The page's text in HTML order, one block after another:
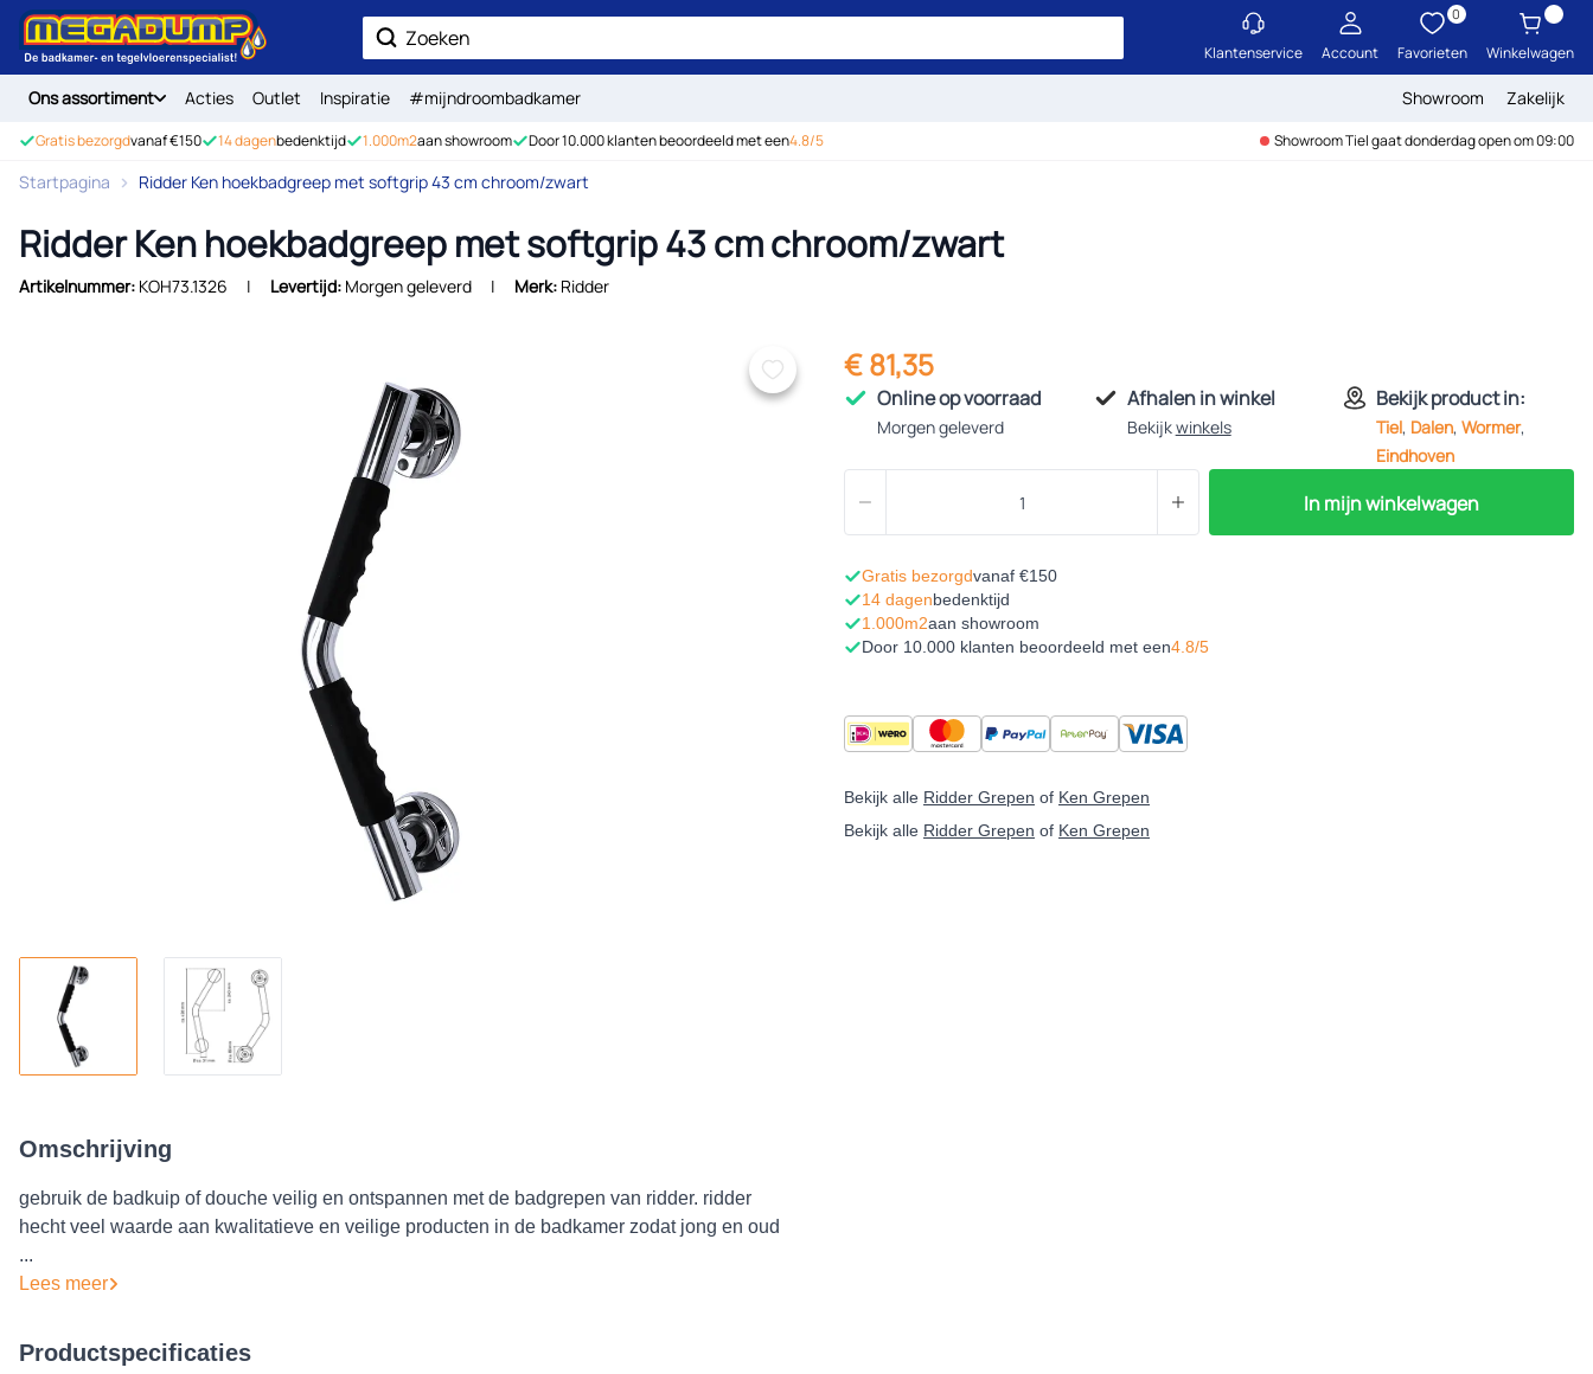
Ga naar de inhoud
Zoek Klantenservice Account Favorieten
0
Winkelwagen
Ons assortiment Acties Outlet Inspiratie #mijndroombadkamer Showroom Zakelijk
Gratis bezorgdvanaf €150 14 dagenbedenktijd 1.000m2aan showroom Door 10.000 klanten beoordeeld met een4.8/5 Showroom Tiel gaat donderdag open om 09:00
Startpagina Ridder Ken hoekbadgreep met softgrip 43 cm chroom/zwart
Ridder Ken hoekbadgreep met softgrip 43 cm chroom/zwart
Artikelnummer: KOH73.1326 Levertijd: Morgen geleverd Merk: Ridder
Omschrijving
gebruik de badkuip of douche veilig en ontspannen met de badgrepen van ridder. ridder
hecht veel waarde aan kwalitatieve en veilige producten in de badkamer zodat jong en oud
...
Lees meer
Productspecificaties
€ 81,35
Online op voorraad
Morgen geleverd
Afhalen in winkel
Bekijkwinkels
Bekijk product in:
Tiel, Dalen,Wormer,
Eindhoven
In mijn winkelwagen
Gratis bezorgdvanaf €150
14 dagenbedenktijd
1.000m2aan showroom
Door 10.000 klanten beoordeeld met een4.8/5
Bekijk alle Ridder Grepen of Ken Grepen
Bekijk alle Ridder Grepen of Ken Grepen